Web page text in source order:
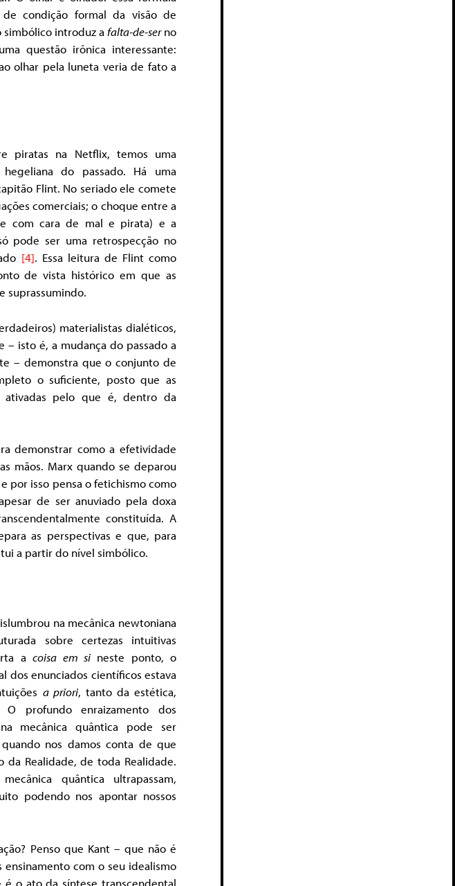
condição formal da visão de
introduz a falta-de-serno
questão irônica interessante:
olhar pela luneta veria de fato a
piratas na Netflix, temos uma
do passado. Há uma
Flint. No seriado ele comete
comerciais; o choque entre a
com cara de mal e pirata) e a
pode ser uma retrospecção no
[4]. Essa leitura de Flint como
de vista histórico em que as
suprassumindo.
materialistas dialéticos,
isto é, a mudança do passado a
– demonstra que o conjunto de
o suficiente, posto que as
ativadas pelo que é, dentro da
demonstrar como a efetividade
mãos. Marx quando se deparou
por isso pensa o fetichismo como
de ser anuviado pela doxa
constituída. A
as perspectivas e que, para
a partir do nível simbólico.
na mecânica newtoniana
sobre certezas intuitivas
acoisa em sineste ponto, o
dos enunciados científicos estava
a priori, tanto da estética,
profundo enraizamento dos
mecânica quântica pode ser
nos damos conta de que
Realidade, de toda Realidade.
quântica ultrapassam,
podendo nos apontar nossos
Penso que Kant – que não é
com o seu idealismo
o ato da síntese transcendental